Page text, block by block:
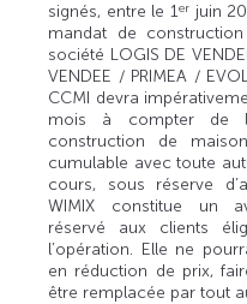
signés, entre le 1er juin
mandat de
société LOGIS DE
VENDEE / PRIMEA /
CCMI devra
mois à compter de
construction de
cumulable avec toute
cours, sous réserve
WIMIX constitue un
réservé aux clients
l’opération. Elle ne
en réduction de prix,
être remplacée par tout